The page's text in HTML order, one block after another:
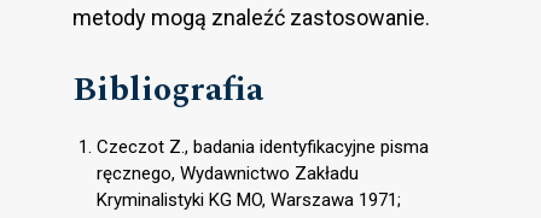
metody mogą znaleźć zastosowanie.
Bibliografia
Czeczot Z., badania identyfikacyjne pisma
ręcznego, Wydawnictwo Zakładu
Kryminalistyki KG MO, Warszawa 1971;